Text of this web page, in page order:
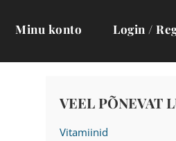
Minu konto Login /
VEEL PÕNEVAT
Vitamiinid